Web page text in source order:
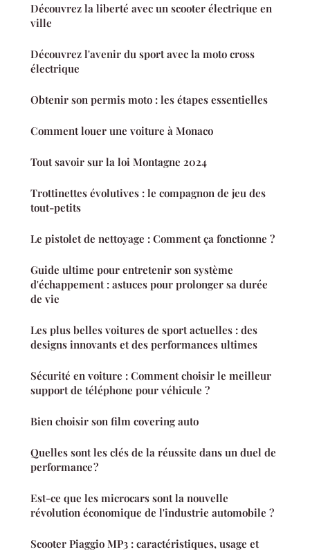
Découvrez la liberté avec un scooter électrique en
ville
Découvrez l'avenir du sport avec la moto cross
électrique
Obtenir son permis moto : les étapes essentielles
Comment louer une voiture à Monaco
Tout savoir sur la loi Montagne 2024
Trottinettes évolutives : le compagnon de jeu des
tout-petits
Le pistolet de nettoyage : Comment ça fonctionne ?
Guide ultime pour entretenir son système
d'échappement : astuces pour prolonger sa durée
de vie
Les plus belles voitures de sport actuelles : des
designs innovants et des performances ultimes
Sécurité en voiture : Comment choisir le meilleur
support de téléphone pour véhicule ?
Bien choisir son film covering auto
Quelles sont les clés de la réussite dans un duel de
performance ?
Est-ce que les microcars sont la nouvelle
révolution économique de l'industrie automobile ?
Scooter Piaggio MP3 : caractéristiques, usage et